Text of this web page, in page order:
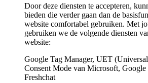
Door deze diensten te accepteren,
bieden die verder gaan dan de
website comfortabel gebruiken. Met
gebruiken we de volgende diensten
website:
Google Tag Manager, UET
Consent Mode van Microsoft,
Freshchat